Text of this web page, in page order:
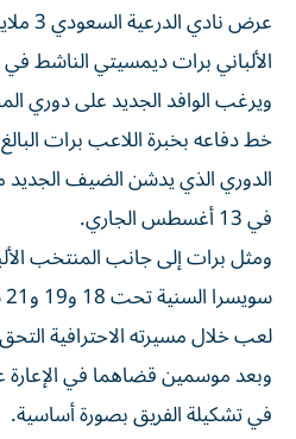
عرض
الألباني برات ديمسيتي الناشط
ويرغب الوافد الجديد على دوري
الدوري الذي يدشن الضيف الجديد
في 13 أغسطس الجاري.
ومثل برات إلى جانب المنتخب
وبعد موسمين قضاهما في الإعارة
في تشكيلة الفريق بصورة أساسية.